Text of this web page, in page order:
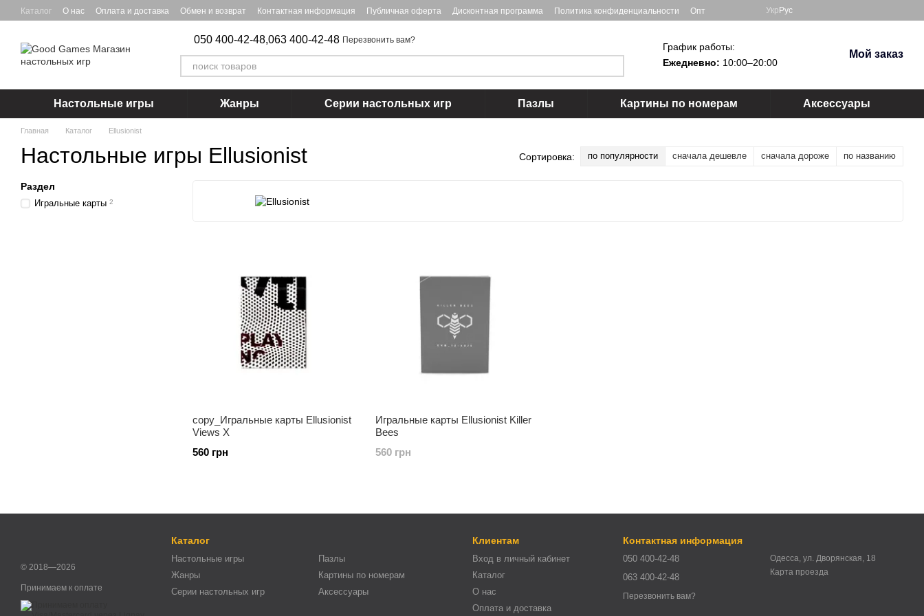
Перейти к основному контенту
Каталог О нас Оплата и доставка Обмен и возврат Контактная информация Публичная оферта Дисконтная программа Политика конфиденциальности Опт Укр Рус
050 400-42-48,063 400-42-48 Перезвонить вам?
График работы:
Ежедневно: 10:00–20:00
Мой заказ
Настольные игры Жанры Серии настольных игр Пазлы Картины по номерам Аксессуары
Главная Каталог Ellusionist
Настольные игры Ellusionist Сортировка: по популярности сначала дешевле сначала дороже по названию
copy_Игральные карты Ellusionist
Views X
560 грн
Игральные карты Ellusionist Killer
Bees
560 грн
Раздел
Игральные карты 2
© 2018—2026
Принимаем к оплате
Каталог
Настольные игры
Жанры
Серии настольных игр
Пазлы
Картины по номерам
Аксессуары
Клиентам
Вход в личный кабинет
Каталог
О нас
Оплата и доставка
Контактная информация
050 400-42-48
063 400-42-48
Перезвонить вам?
Одесса, ул. Дворянская, 18
Карта проезда